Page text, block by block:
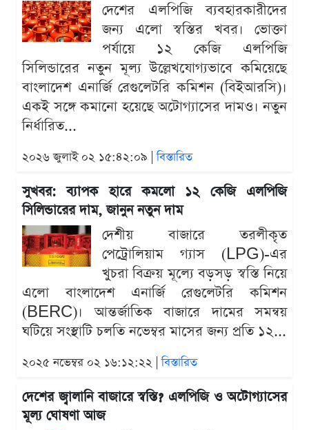
দেশের এলপিজি ব্যবহারকারীদের
জন্য এলো স্বস্তির খবর। ভোক্তা
পর্যায়ে ১২ কেজি এলপিজি
সিলিন্ডারের নতুন মূল্য উল্লেখযোগ্যভাবে কমিয়েছে
বাংলাদেশ এনার্জি রেগুলেটরি কমিশন (বিইআরসি)।
একই সঙ্গে কমানো হয়েছে অটোগ্যাসের দামও। নতুন
নির্ধারিত...
২০২৬ জুলাই ০২ ১৫:৪২:০৯ |বিস্তারিত
সুখবর: ব্যাপক হারে কমলো ১২ কেজি এলপিজি
সিলিন্ডারের দাম, জানুন নতুন দাম
দেশীয় বাজারে তরলীকৃত
পেট্রোলিয়াম গ্যাস (LPG)-এর
খুচরা বিক্রয় মূল্যে বড়সড় স্বস্তি নিয়ে
এলো বাংলাদেশ এনার্জি রেগুলেটরি কমিশন
(BERC)। আন্তর্জাতিক বাজারে দামের সমন্বয়
ঘটিয়ে সংস্থাটি চলতি নভেম্বর মাসের জন্য প্রতি ১২...
২০২৫ নভেম্বর ০২ ১৬:১২:২২ |বিস্তারিত
দেশের জ্বালানি বাজারে স্বস্তি? এলপিজি ও অটোগ্যাসের
মূল্য ঘোষণা আজ